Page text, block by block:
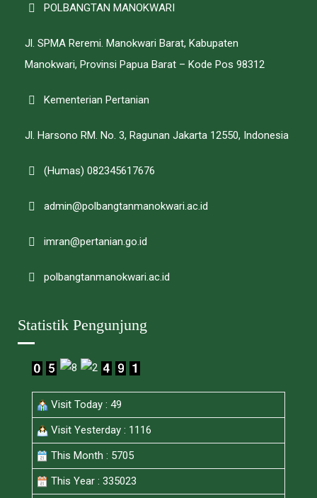
POLBANGTAN MANOKWARI
Jl. SPMA Reremi. Manokwari Barat, Kabupaten
Manokwari, Provinsi Papua Barat – Kode Pos 98312
Kementerian Pertanian
Jl. Harsono RM. No. 3, Ragunan Jakarta 12550, Indonesia
(Humas) 082345617676
admin@polbangtanmanokwari.ac.id
imran@pertanian.go.id
polbangtanmanokwari.ac.id
Statistik Pengunjung
Visit Today : 49
Visit Yesterday : 1116
This Month : 5705
This Year : 335023